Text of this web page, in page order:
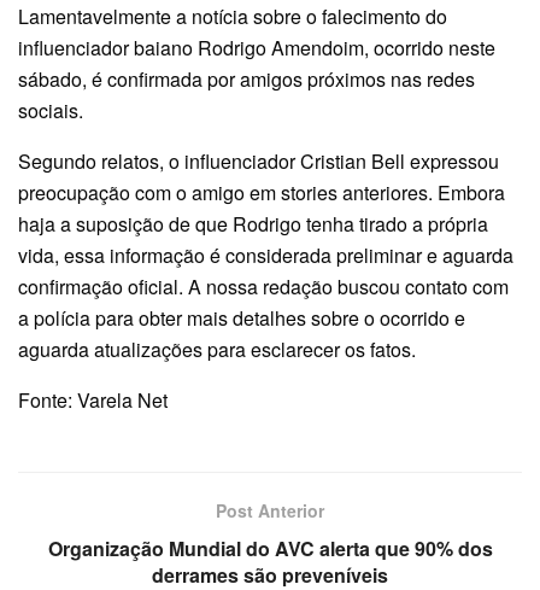
Lamentavelmente a notícia sobre o falecimento do
influenciador baiano Rodrigo Amendoim, ocorrido neste
sábado, é confirmada por amigos próximos nas redes
sociais.
Segundo relatos, o influenciador Cristian Bell expressou
preocupação com o amigo em stories anteriores. Embora
haja a suposição de que Rodrigo tenha tirado a própria
vida, essa informação é considerada preliminar e aguarda
confirmação oficial. A nossa redação buscou contato com
a polícia para obter mais detalhes sobre o ocorrido e
aguarda atualizações para esclarecer os fatos.
Fonte: Varela Net
Post Anterior
Organização Mundial do AVC alerta que 90% dos
derrames são preveníveis